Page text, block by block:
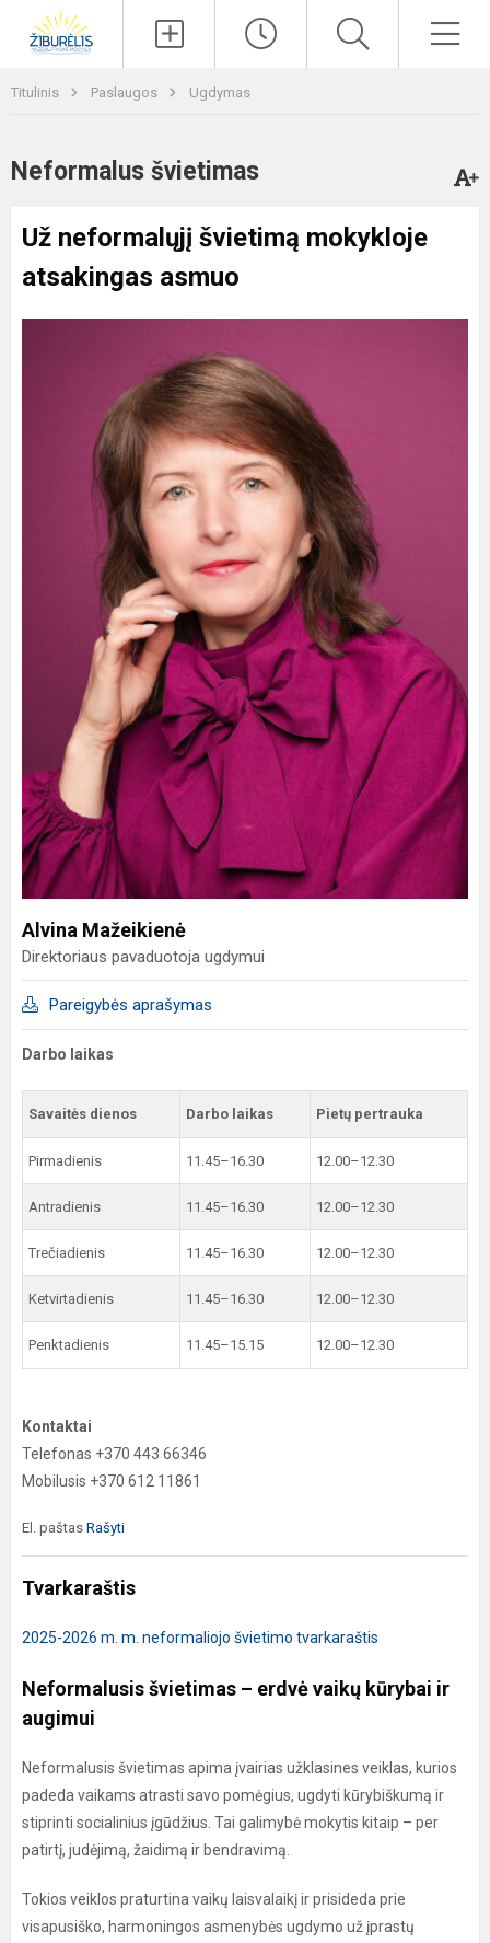
Titulinis Paslaugos Ugdymas
Neformalus švietimas
Už neformalųjį švietimą mokykloje
atsakingas asmuo
Alvina Mažeikienė
Direktoriaus pavaduotoja ugdymui
Pareigybės aprašymas
Darbo laikas
Savaitės dienos Darbo laikas Pietų pertrauka
Pirmadienis 11.45–16.30 12.00–12.30
Antradienis 11.45–16.30 12.00–12.30
Trečiadienis 11.45–16.30 12.00–12.30
Ketvirtadienis 11.45–16.30 12.00–12.30
Penktadienis 11.45–15.15 12.00–12.30
Kontaktai
Telefonas +370 443 66346
Mobilusis +370 612 11861
El. paštas Rašyti
Tvarkaraštis
2025-2026 m. m. neformaliojo švietimo tvarkaraštis
Neformalusis švietimas – erdvė vaikų kūrybai ir
augimui
Neformalusis švietimas apima įvairias užklasines veiklas, kurios
padeda vaikams atrasti savo pomėgius, ugdyti kūrybiškumą ir
stiprinti socialinius įgūdžius. Tai galimybė mokytis kitaip – per
patirtį, judėjimą, žaidimą ir bendravimą.
Tokios veiklos praturtina vaikų laisvalaikį ir prisideda prie
visapusiško, harmoningos asmenybės ugdymo už įprastų